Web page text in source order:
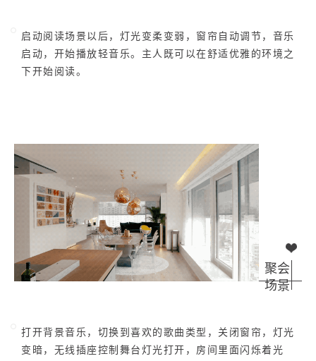
启动阅读场景以后，灯光变柔变弱，窗帘自动调节，音乐
启动，开始播放轻音乐。主人既可以在舒适优雅的环境之
下开始阅读。
聚会
场景
打开背景音乐，切换到喜欢的歌曲类型，关闭窗帘，灯光
变暗，无线插座控制舞台灯光打开，房间里面闪烁着光